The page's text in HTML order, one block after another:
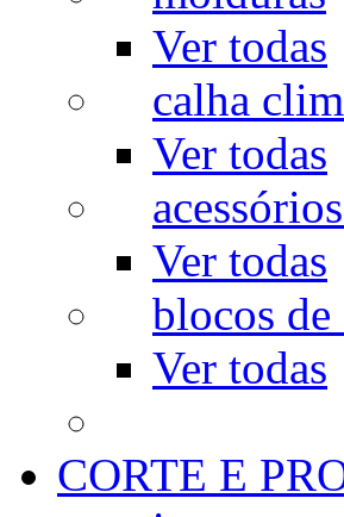
Ver todas
calha
Ver todas
Ver todas
blocos de
Ver todas
CORTE E